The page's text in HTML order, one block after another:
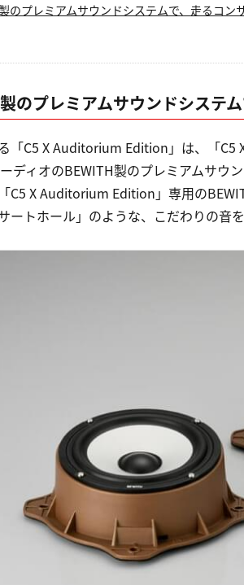
のプレミアムサウンドシステムで、走るコン
のプレミアムサウンドシステ
「C5 X Auditorium Edition」は、「C5
ディオのBEWITH製のプレミアムサウ
C5 X Auditorium Edition」専用の
ートホール」のような、こだわりの音